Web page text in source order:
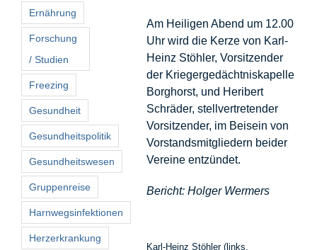
Am Heiligen Abend um 12.00
Uhr wird die Kerze von Karl-
Heinz Stöhler, Vorsitzender
der Kriegergedächtniskapelle
Borghorst, und Heribert
Schräder, stellvertretender
Vorsitzender, im Beisein von
Vorstandsmitgliedern beider
Vereine entzündet.
Bericht: Holger Wermers
Karl-Heinz Stöhler (links.
Ernährung
Forschung
/ Studien
Freezing
Gesundheit
Gesundheitspolitik
Gesundheitswesen
Gruppenreise
Harnwegsinfektionen
Herzerkrankung